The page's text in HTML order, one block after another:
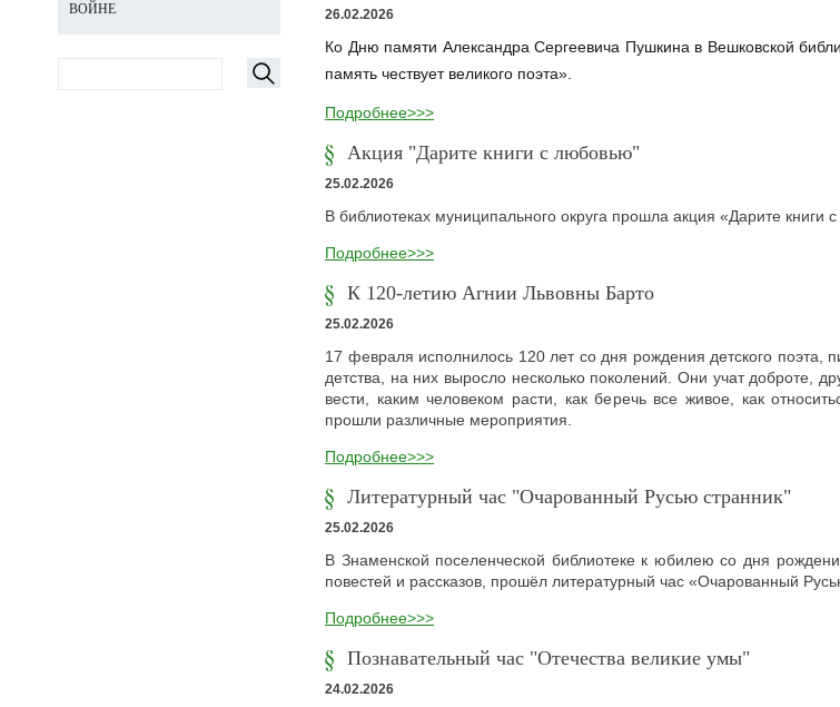
26.02.2026
Ко Дню памяти Александра Сергеевича Пушкина в Вешковской
память чествует великого поэта».
Подробнее>>>
Акция "Дарите книги с любовью"
25.02.2026
В библиотеках муниципального округа прошла акция «Дарите
Подробнее>>>
К 120-летию Агнии Львовны Барто
25.02.2026
17 февраля исполнилось 120 лет со дня рождения детского поэта,
детства, на них выросло несколько поколений. Они учат доброте,
вести, каким человеком расти, как беречь все живое, как
прошли различные мероприятия.
Подробнее>>>
Литературный час "Очарованный Русью странник"
25.02.2026
В Знаменской поселенческой библиотеке к юбилею со дня
повестей и рассказов, прошёл литературный час «Очарованный
Подробнее>>>
Познавательный час "Отечества великие умы"
24.02.2026
ВОЙНЕ